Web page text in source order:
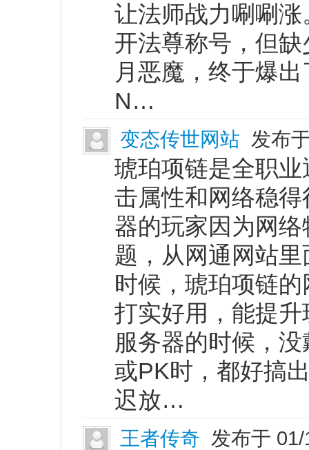
让法师战力唰唰
开法尊称号，但
月恶魔，终于爆
N…
变态传世网站 发布
琥珀项链是全职
击属性和网络稳
器的玩家因为网
题，从网通网站
时候，琥珀项链
打实好用，能提
服务器的时候，
或PK时，都好搞
迟放…
王者传奇 发布于